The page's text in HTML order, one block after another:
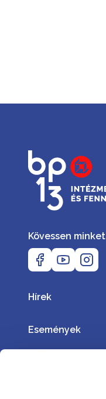
Kövessen minket
Hírek
Események